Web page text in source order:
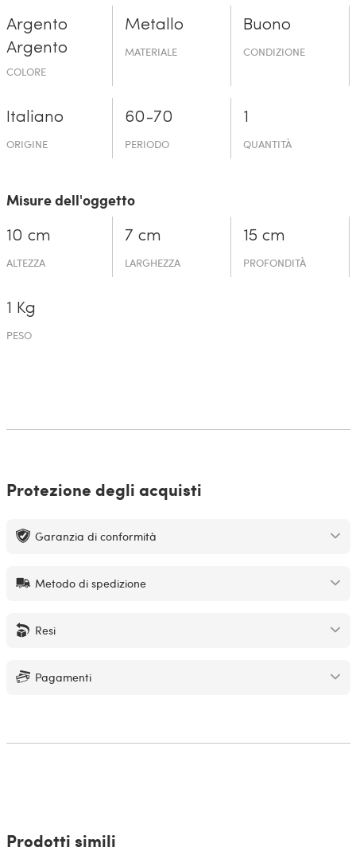
Argento
Argento
COLORE
Metallo
MATERIALE
Buono
CONDIZIONE
Italiano
ORIGINE
60-70
PERIODO
1
QUANTITÀ
Misure dell'oggetto
10 cm
ALTEZZA
7 cm
LARGHEZZA
15 cm
PROFONDITÀ
1 Kg
PESO
Protezione degli acquisti
Garanzia di conformità
Metodo di spedizione
Resi
Pagamenti
Prodotti simili